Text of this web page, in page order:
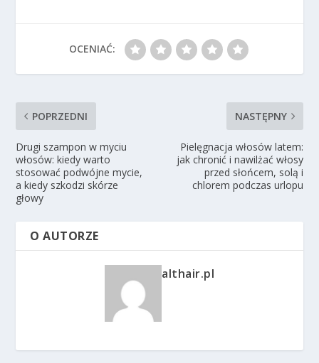
OCENIAĆ:
POPRZEDNI
Drugi szampon w myciu
włosów: kiedy warto
stosować podwójne mycie,
a kiedy szkodzi skórze
głowy
NASTĘPNY
Pielęgnacja włosów latem:
jak chronić i nawilżać włosy
przed słońcem, solą i
chlorem podczas urlopu
O AUTORZE
althair.pl